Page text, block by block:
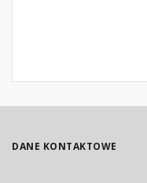
DANE KONTAKTOWE